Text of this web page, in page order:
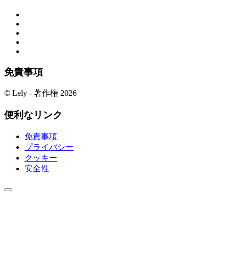
免責事項
© Lely - 著作権 2026
便利なリンク
免責事項
プライバシー
クッキー
安全性